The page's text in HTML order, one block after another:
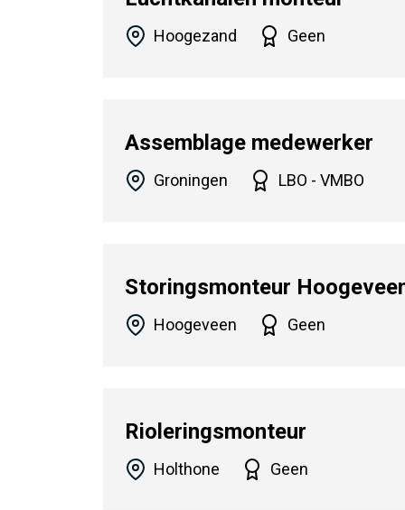
Hoogezand Geen
Assemblage medewerker
Groningen LBO - VMBO
Storingsmonteur
Hoogeveen Geen
Rioleringsmonteur
Holthone Geen